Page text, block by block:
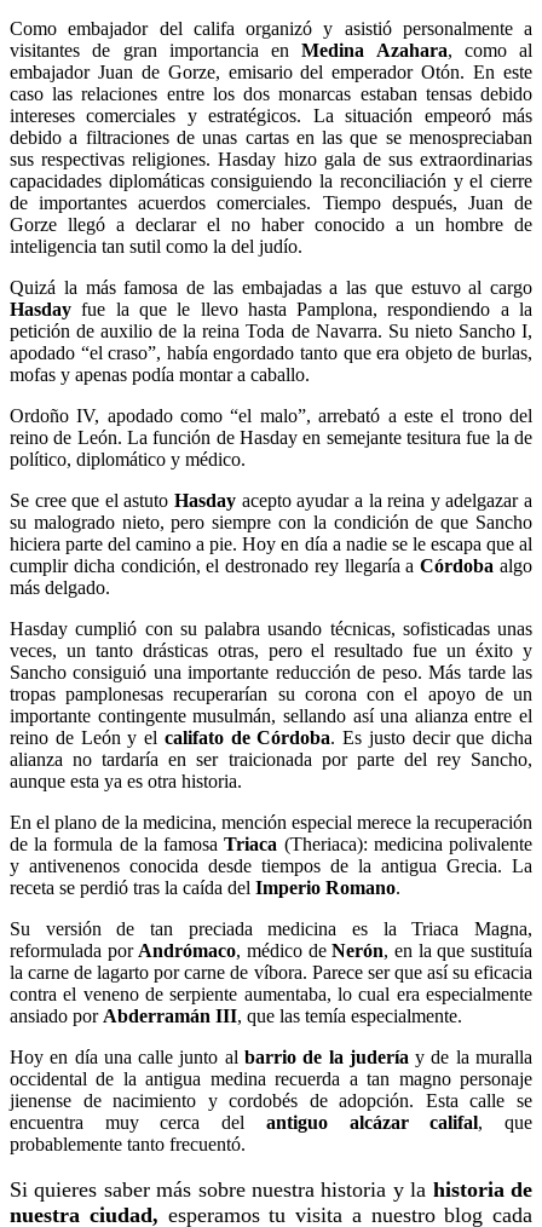
Como embajador del califa organizó y asistió personalmente a
visitantes de gran importancia enMedina Azahara, como al
embajador Juan de Gorze, emisario del emperador Otón. En este
caso las relaciones entre los dos monarcas estaban tensas debido
intereses comerciales y estratégicos. La situación empeoró más
debido a filtraciones de unas cartas en las que se menospreciaban
sus respectivas religiones. Hasday hizo gala de sus extraordinarias
capacidades diplomáticas consiguiendo la reconciliación y el cierre
de importantes acuerdos comerciales. Tiempo después, Juan de
Gorze llegó a declarar el no haber conocido a un hombre de
inteligencia tan sutil como la del judío.
Quizá la más famosa de las embajadas a las que estuvo al cargo
Hasday fue la que le llevo hasta Pamplona, respondiendo a la
petición de auxilio de la reina Toda de Navarra. Su nieto Sancho I,
apodado “el craso”, había engordado tanto que era objeto de burlas,
mofas y apenas podía montar a caballo.
Ordoño IV, apodado como “el malo”, arrebató a este el trono del
reino de León. La función de Hasday en semejante tesitura fue la de
político, diplomático y médico.
Se cree que el astutoHasday acepto ayudar a la reina y adelgazar a
su malogrado nieto, pero siempre con la condición de que Sancho
hiciera parte del camino a pie. Hoy en día a nadie se le escapa que al
cumplir dicha condición, el destronado rey llegaría aCórdoba algo
más delgado.
Hasday cumplió con su palabra usando técnicas, sofisticadas unas
veces, un tanto drásticas otras, pero el resultado fue un éxito y
Sancho consiguió una importante reducción de peso. Más tarde las
tropas pamplonesas recuperarían su corona con el apoyo de un
importante contingente musulmán, sellando así una alianza entre el
reino de León y el califato de Córdoba. Es justo decir que dicha
alianza no tardaría en ser traicionada por parte del rey Sancho,
aunque esta ya es otra historia.
En el plano de la medicina, mención especial merece la recuperación
de la formula de la famosaTriaca (Theriaca): medicina polivalente
y antivenenos conocida desde tiempos de la antigua Grecia. La
receta se perdió tras la caída del Imperio Romano.
Su versión de tan preciada medicina es la Triaca Magna,
reformulada por Andrómaco, médico deNerón, en la que sustituía
la carne de lagarto por carne de víbora. Parece ser que así su eficacia
contra el veneno de serpiente aumentaba, lo cual era especialmente
ansiado por Abderramán III, que las temía especialmente.
Hoy en día una calle junto al barrio de la judería y de la muralla
occidental de la antigua medina recuerda a tan magno personaje
jienense de nacimiento y cordobés de adopción. Esta calle se
encuentra muy cerca del antiguo alcázar califal, que
probablemente tanto frecuentó.
Si quieres saber más sobre nuestra historia y la historia de
nuestra ciudad, esperamos tu visita a nuestro blog cada